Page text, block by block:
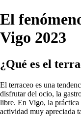
El
Vigo 2023
¿Qué es el
El terraceo es una
disfrutar del ocio, la
libre. En Vigo, la práctica
actividad muy apreciada